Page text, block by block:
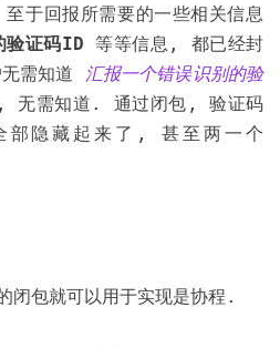
于回报所需要的一些相关信息
验证码ID 等等信息, 都已经封
需知道 汇报一个错误识别的验
无需知道. 通过闭包, 验证码
部隐藏起来了, 甚至两一个
闭包就可以用于实现是协程.